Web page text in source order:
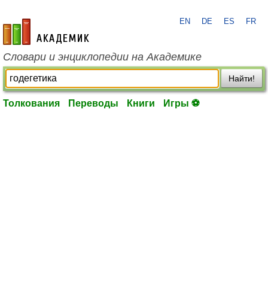
academic.ru
EN DE ES FR
Словари и энциклопедии на Академике
Найти!
Толкования Переводы Книги Игры ⚽